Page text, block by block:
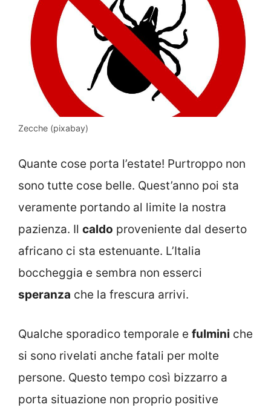
Zecche (pixabay)
Quante cose porta l’estate! Purtroppo non
sono tutte cose belle. Quest’anno poi sta
veramente portando al limite la nostra
pazienza. Il caldo proveniente dal deserto
africano ci sta estenuante. L’Italia
boccheggia e sembra non esserci
speranza che la frescura arrivi.
Qualche sporadico temporale e fulmini che
si sono rivelati anche fatali per molte
persone. Questo tempo così bizzarro a
porta situazione non proprio positive